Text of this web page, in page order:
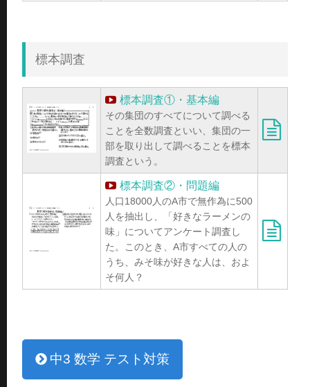
標本調査
標本調査①・基本編
その集団のすべてについて調べる
ことを全数調査といい、集団の一
部を取り出して調べることを標本
調査という。
標本調査②・問題編
人口18000人のA市で無作為に500
人を抽出し、「好きなラーメンの
味」についてアンケート調査し
た。このとき、A市すべての人の
うち、みそ味が好きな人は、およ
そ何人？
中3 数学 テスト対策